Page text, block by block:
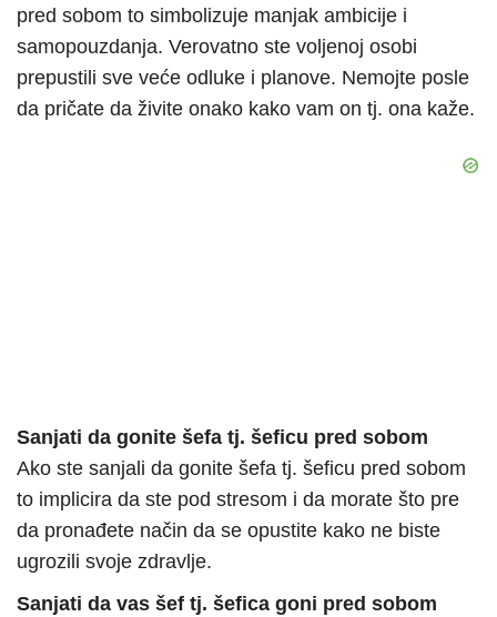
pred sobom to simbolizuje manjak ambicije i
samopouzdanja. Verovatno ste voljenoj osobi
prepustili sve veće odluke i planove. Nemojte posle
da pričate da živite onako kako vam on tj. ona kaže.
Sanjati da gonite šefa tj. šeficu pred sobom
Ako ste sanjali da gonite šefa tj. šeficu pred sobom
to implicira da ste pod stresom i da morate što pre
da pronađete način da se opustite kako ne biste
ugrozili svoje zdravlje.
Sanjati da vas šef tj. šefica goni pred sobom